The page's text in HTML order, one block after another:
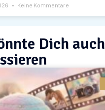
Keine Kommentare
Dich auch